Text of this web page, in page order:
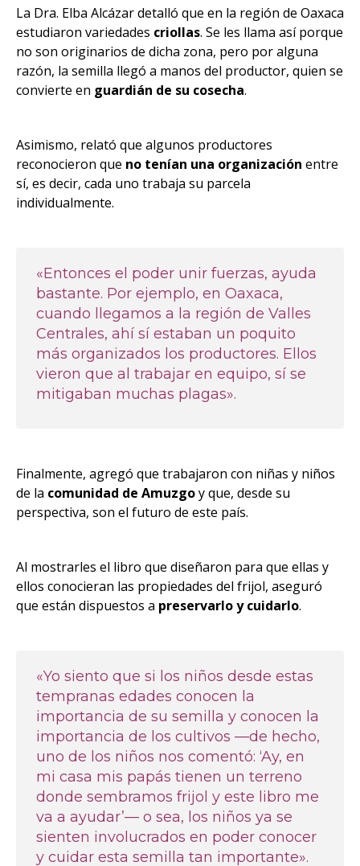
La Dra. Elba Alcázar detalló que en la región de Oaxaca
estudiaron variedades criollas. Se les llama así porque
no son originarios de dicha zona, pero por alguna
razón, la semilla llegó a manos del productor, quien se
convierte en guardián de su cosecha.
Asimismo, relató que algunos productores
reconocieron que no tenían una organización entre
sí, es decir, cada uno trabaja su parcela
individualmente.
«Entonces el poder unir fuerzas, ayuda
bastante. Por ejemplo, en Oaxaca,
cuando llegamos a la región de Valles
Centrales, ahí sí estaban un poquito
más organizados los productores. Ellos
vieron que al trabajar en equipo, sí se
mitigaban muchas plagas».
Finalmente, agregó que trabajaron con niñas y niños
de la comunidad de Amuzgoy que, desde su
perspectiva, son el futuro de este país.
Al mostrarles el libro que diseñaron para que ellas y
ellos conocieran las propiedades del frijol, aseguró
que están dispuestos a preservarlo y cuidarlo.
«Yo siento que si los niños desde estas
tempranas edades conocen la
importancia de su semilla y conocen la
importancia de los cultivos —de hecho,
uno de los niños nos comentó: ‘Ay, en
mi casa mis papás tienen un terreno
donde sembramos frijol y este libro me
va a ayudar’— o sea, los niños ya se
sienten involucrados en poder conocer
y cuidar esta semilla tan importante».